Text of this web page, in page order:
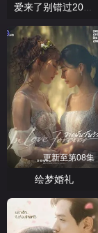
爱来了别错过2026
更新至第08集
绘梦婚礼